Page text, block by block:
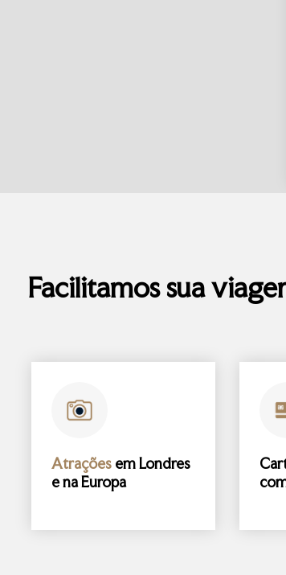
Facilitamos sua
Atraçõesem Londres
e na Europa